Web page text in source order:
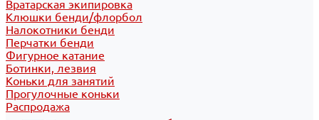
Вратарская экипировка
Клюшки бенди/флорбол
Налокотники бенди
Перчатки бенди
Фигурное катание
Ботинки, лезвия
Коньки для занятий
Прогулочные коньки
Распродажа